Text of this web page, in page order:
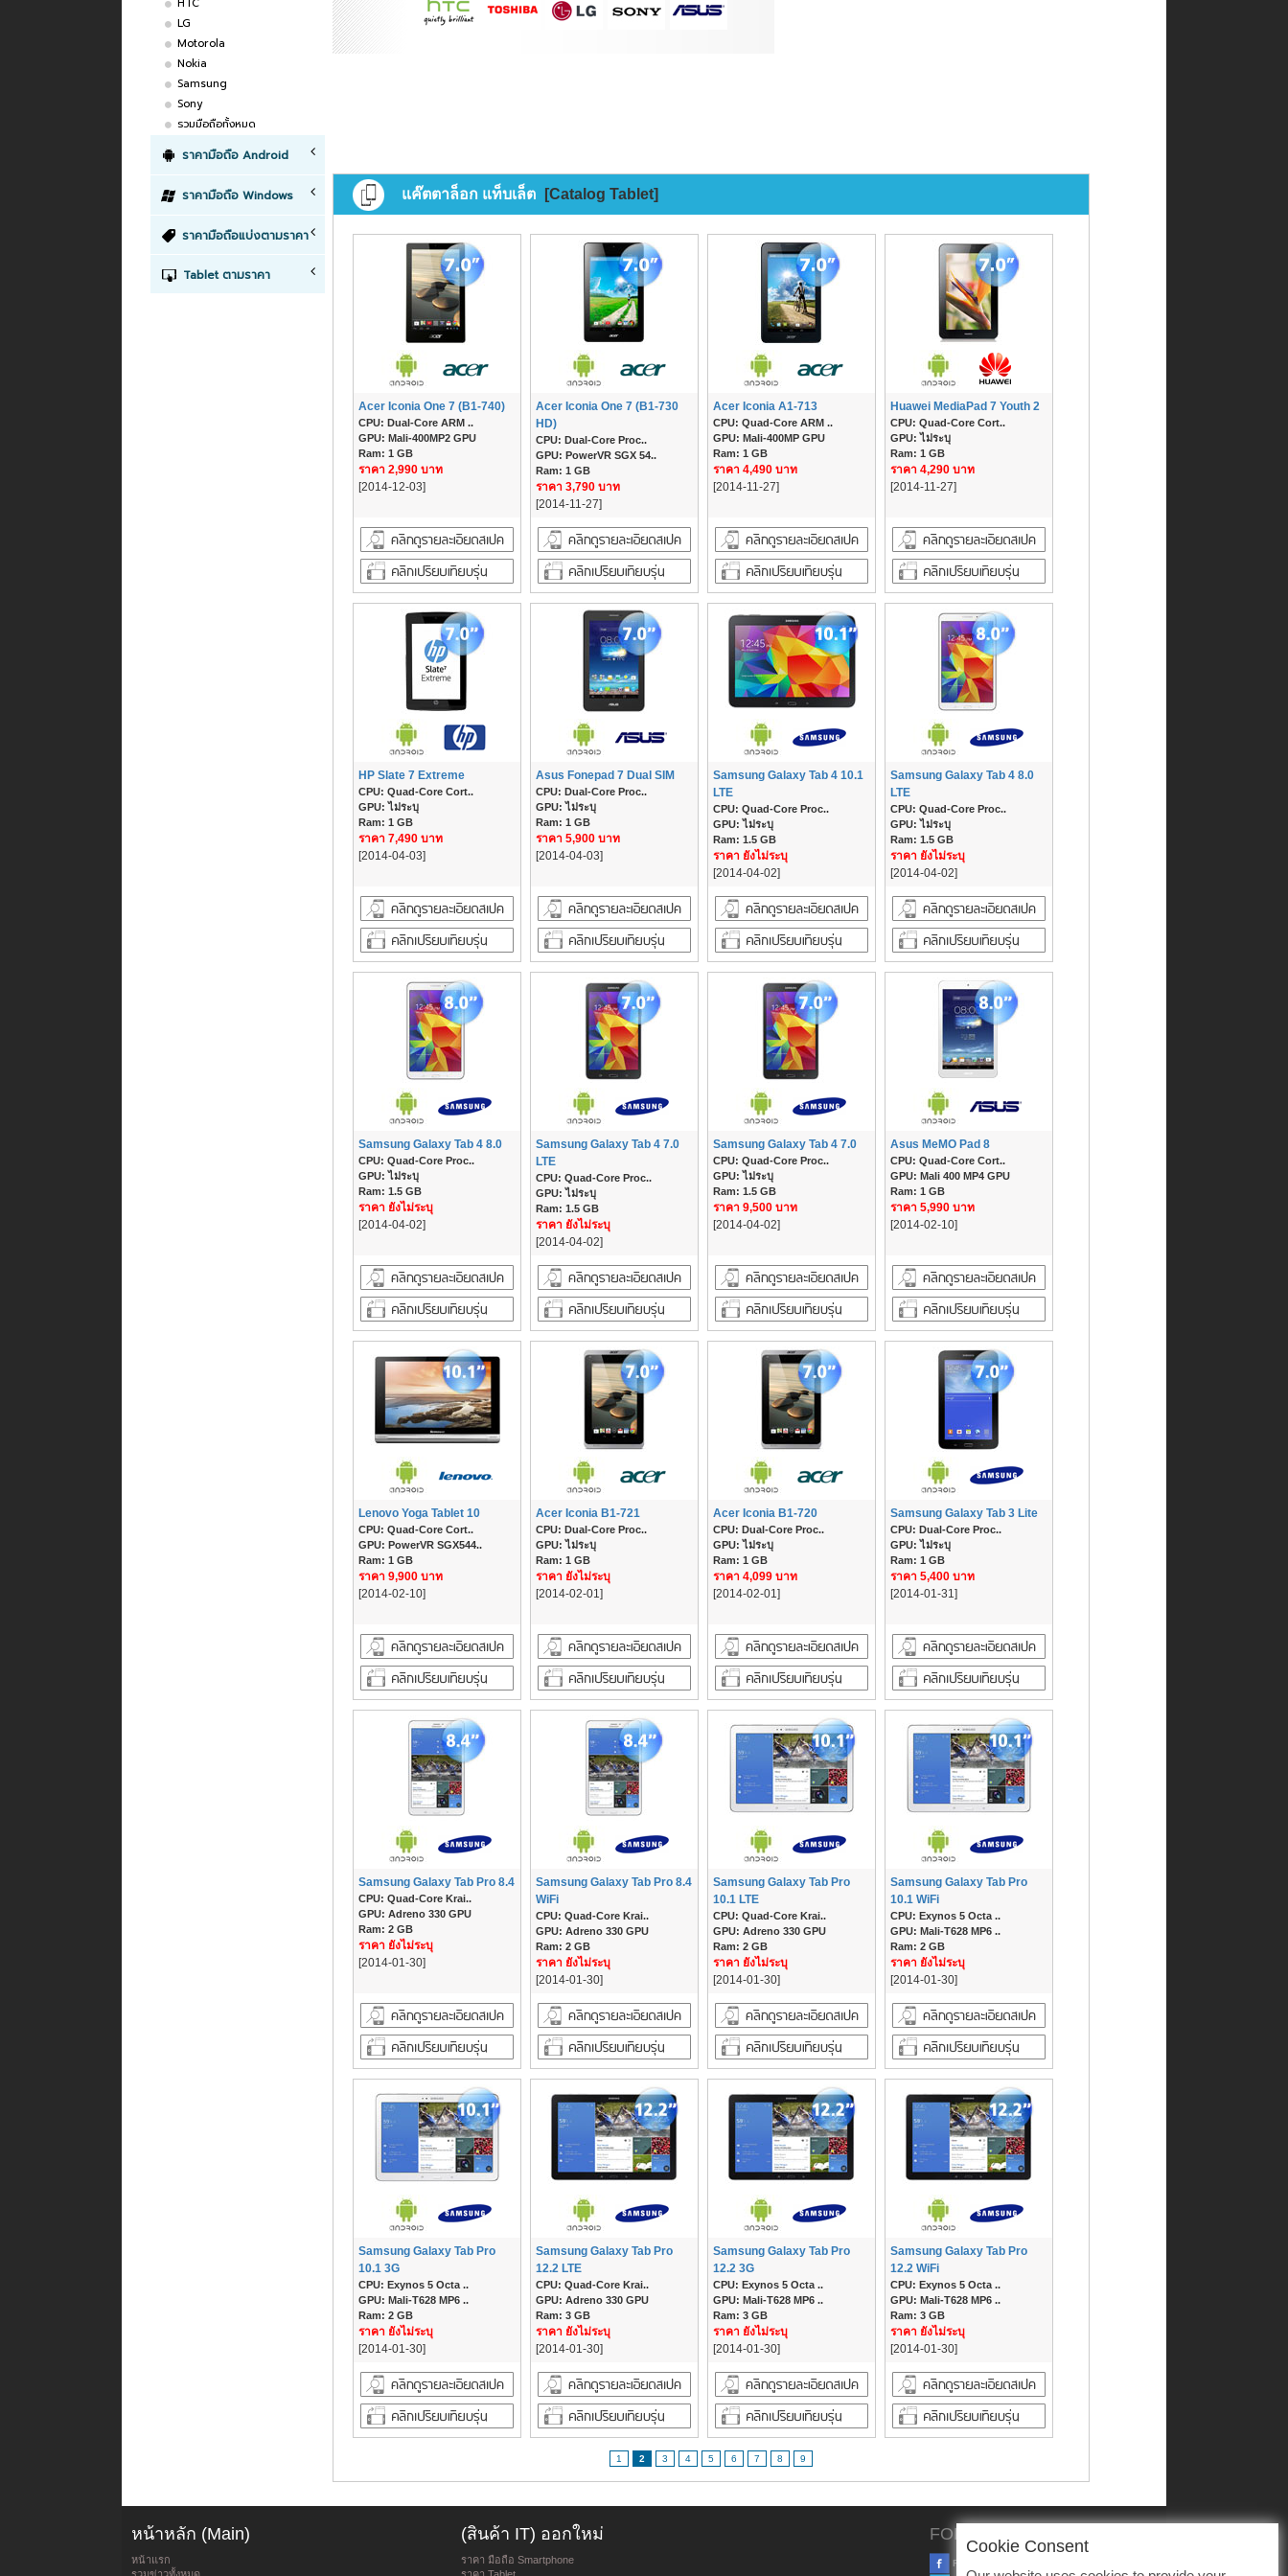
HTC
LG
Motorola
Nokia
Samsung
Sony
รวมมือถือทั้งหมด
ราคามือถือ Android
ราคามือถือ Windows
ราคามือถือแบ่งตามราคา
Tablet ตามราคา
แค๊ตตาล็อก แท็บเล็ต [Catalog Tablet]
Acer Iconia One 7 (B1-740)
CPU: Dual-Core ARM ..
GPU: Mali-400MP2 GPU
Ram: 1 GB
ราคา 2,990 บาท
[2014-12-03]
Acer Iconia One 7 (B1-730
HD)
CPU: Dual-Core Proc..
GPU: PowerVR SGX 54..
Ram: 1 GB
ราคา 3,790 บาท
[2014-11-27]
Acer Iconia A1-713
CPU: Quad-Core ARM ..
GPU: Mali-400MP GPU
Ram: 1 GB
ราคา 4,490 บาท
[2014-11-27]
Huawei MediaPad 7 Youth 2
CPU: Quad-Core Cort..
GPU: ไม่ระบุ
Ram: 1 GB
ราคา 4,290 บาท
[2014-11-27]
HP Slate 7 Extreme
CPU: Quad-Core Cort..
GPU: ไม่ระบุ
Ram: 1 GB
ราคา 7,490 บาท
[2014-04-03]
Asus Fonepad 7 Dual SIM
CPU: Dual-Core Proc..
GPU: ไม่ระบุ
Ram: 1 GB
ราคา 5,900 บาท
[2014-04-03]
Samsung Galaxy Tab 4 10.1
LTE
CPU: Quad-Core Proc..
GPU: ไม่ระบุ
Ram: 1.5 GB
ราคา ยังไม่ระบุ
[2014-04-02]
Samsung Galaxy Tab 4 8.0
LTE
CPU: Quad-Core Proc..
GPU: ไม่ระบุ
Ram: 1.5 GB
ราคา ยังไม่ระบุ
[2014-04-02]
Samsung Galaxy Tab 4 8.0
CPU: Quad-Core Proc..
GPU: ไม่ระบุ
Ram: 1.5 GB
ราคา ยังไม่ระบุ
[2014-04-02]
Samsung Galaxy Tab 4 7.0
LTE
CPU: Quad-Core Proc..
GPU: ไม่ระบุ
Ram: 1.5 GB
ราคา ยังไม่ระบุ
[2014-04-02]
Samsung Galaxy Tab 4 7.0
CPU: Quad-Core Proc..
GPU: ไม่ระบุ
Ram: 1.5 GB
ราคา 9,500 บาท
[2014-04-02]
Asus MeMO Pad 8
CPU: Quad-Core Cort..
GPU: Mali 400 MP4 GPU
Ram: 1 GB
ราคา 5,990 บาท
[2014-02-10]
Lenovo Yoga Tablet 10
CPU: Quad-Core Cort..
GPU: PowerVR SGX544..
Ram: 1 GB
ราคา 9,900 บาท
[2014-02-10]
Acer Iconia B1-721
CPU: Dual-Core Proc..
GPU: ไม่ระบุ
Ram: 1 GB
ราคา ยังไม่ระบุ
[2014-02-01]
Acer Iconia B1-720
CPU: Dual-Core Proc..
GPU: ไม่ระบุ
Ram: 1 GB
ราคา 4,099 บาท
[2014-02-01]
Samsung Galaxy Tab 3 Lite
CPU: Dual-Core Proc..
GPU: ไม่ระบุ
Ram: 1 GB
ราคา 5,400 บาท
[2014-01-31]
Samsung Galaxy Tab Pro 8.4
CPU: Quad-Core Krai..
GPU: Adreno 330 GPU
Ram: 2 GB
ราคา ยังไม่ระบุ
[2014-01-30]
Samsung Galaxy Tab Pro 8.4
WiFi
CPU: Quad-Core Krai..
GPU: Adreno 330 GPU
Ram: 2 GB
ราคา ยังไม่ระบุ
[2014-01-30]
Samsung Galaxy Tab Pro
10.1 LTE
CPU: Quad-Core Krai..
GPU: Adreno 330 GPU
Ram: 2 GB
ราคา ยังไม่ระบุ
[2014-01-30]
Samsung Galaxy Tab Pro
10.1 WiFi
CPU: Exynos 5 Octa ..
GPU: Mali-T628 MP6 ..
Ram: 2 GB
ราคา ยังไม่ระบุ
[2014-01-30]
Samsung Galaxy Tab Pro
10.1 3G
CPU: Exynos 5 Octa ..
GPU: Mali-T628 MP6 ..
Ram: 2 GB
ราคา ยังไม่ระบุ
[2014-01-30]
Samsung Galaxy Tab Pro
12.2 LTE
CPU: Quad-Core Krai..
GPU: Adreno 330 GPU
Ram: 3 GB
ราคา ยังไม่ระบุ
[2014-01-30]
Samsung Galaxy Tab Pro
12.2 3G
CPU: Exynos 5 Octa ..
GPU: Mali-T628 MP6 ..
Ram: 3 GB
ราคา ยังไม่ระบุ
[2014-01-30]
Samsung Galaxy Tab Pro
12.2 WiFi
CPU: Exynos 5 Octa ..
GPU: Mali-T628 MP6 ..
Ram: 3 GB
ราคา ยังไม่ระบุ
[2014-01-30]
1 2 3 4 5 6 7 8 9
หน้าหลัก (Main)
หน้าแรก
(สินค้า IT) ออกใหม่
ราคา มือถือ Smartphone
FOLLOW US
FACEBOOK
Cookie Consent